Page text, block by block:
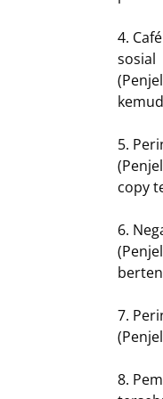
4.
sosial
5.
copy
6.
7.
8.